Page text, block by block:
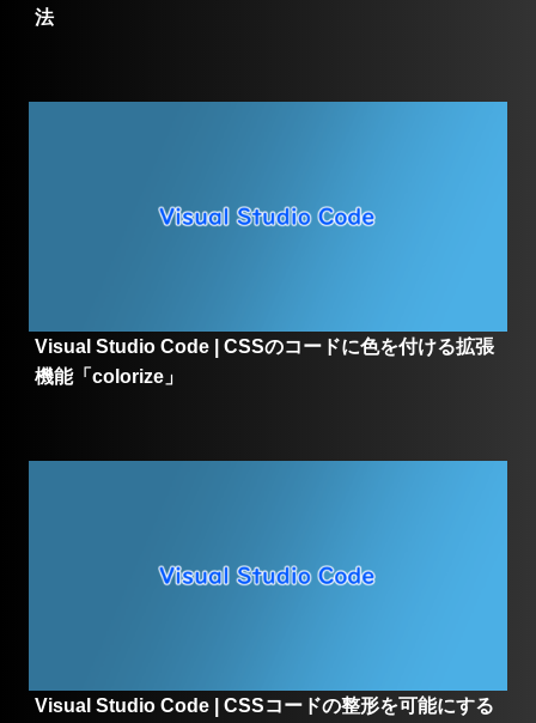
法
Visual Studio Code | CSSのコードに色を付ける拡張
機能「colorize」
Visual Studio Code | CSSコードの整形を可能にする